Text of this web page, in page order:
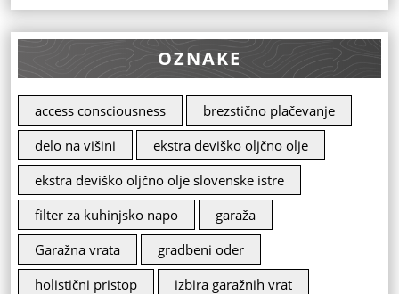
OZNAKE
access consciousness
brezstično plačevanje
delo na višini
ekstra deviško oljčno olje
ekstra deviško oljčno olje slovenske istre
filter za kuhinjsko napo
garaža
Garažna vrata
gradbeni oder
holistični pristop
izbira garažnih vrat